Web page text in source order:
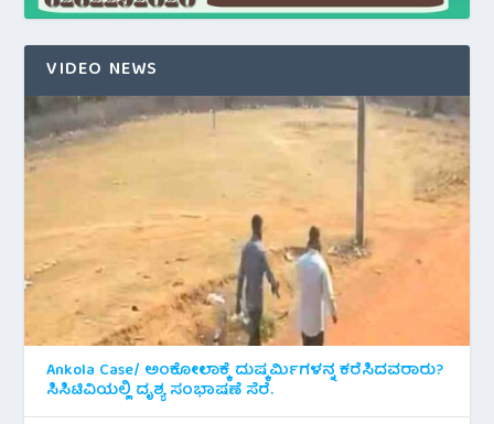
VIDEO NEWS
Ankola Case/ ಅಂಕೋಲಾಕ್ಕೆ ದುಷ್ಕರ್ಮಿಗಳನ್ನ ಕರೆಸಿದವರಾರು?
ಸಿಸಿಟಿವಿಯಲ್ಲಿ ದೃಶ್ಯ ಸಂಭಾಷಣೆ ಸೆರೆ.